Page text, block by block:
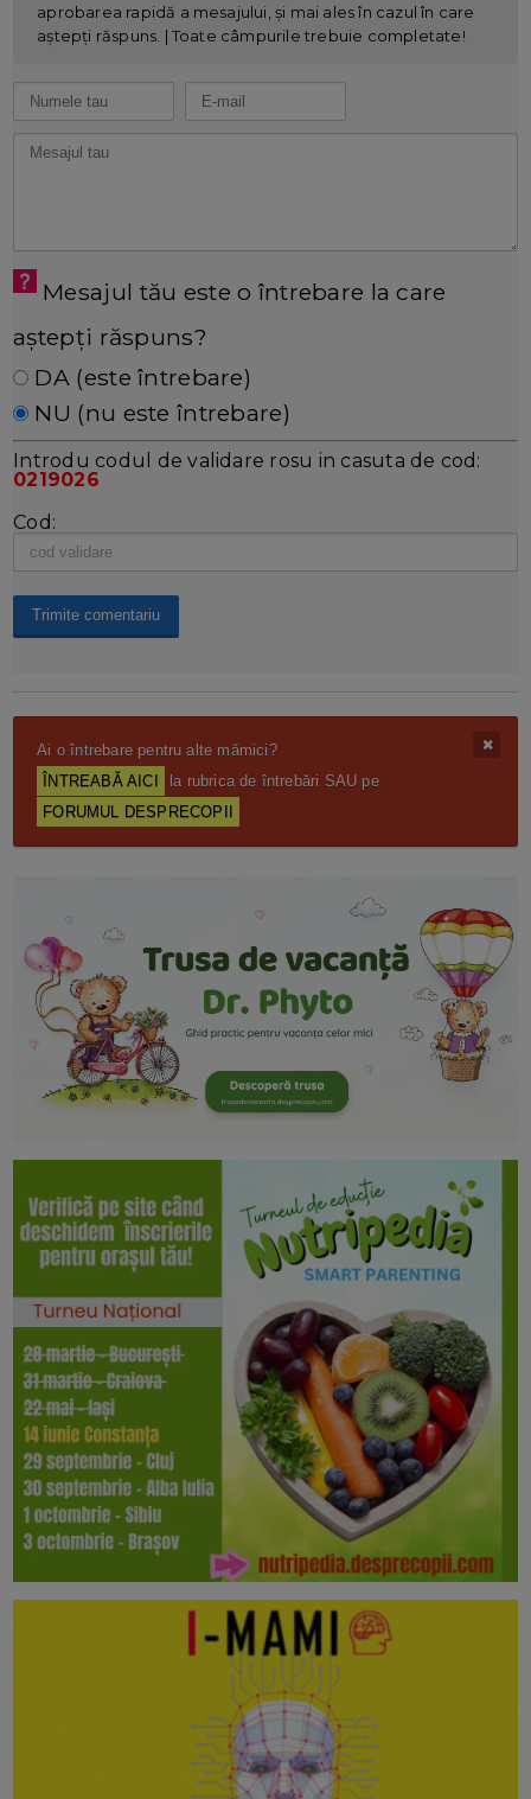
aprobarea rapidă a mesajului, și mai ales în cazul în care
aștepți răspuns. | Toate câmpurile trebuie completate!
Mesajul tău este o întrebare la care
aștepți răspuns?
DA (este întrebare)
NU (nu este întrebare)
Introdu codul de validare rosu in casuta de cod:
0219026
Cod:
Ai o întrebare pentru alte mămici?
ÎNTREABĂ AICI
la rubrica de întrebări SAU pe
FORUMUL DESPRECOPII